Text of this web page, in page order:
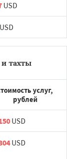
USD
USD
тахты
услуг,
рублей
USD
USD